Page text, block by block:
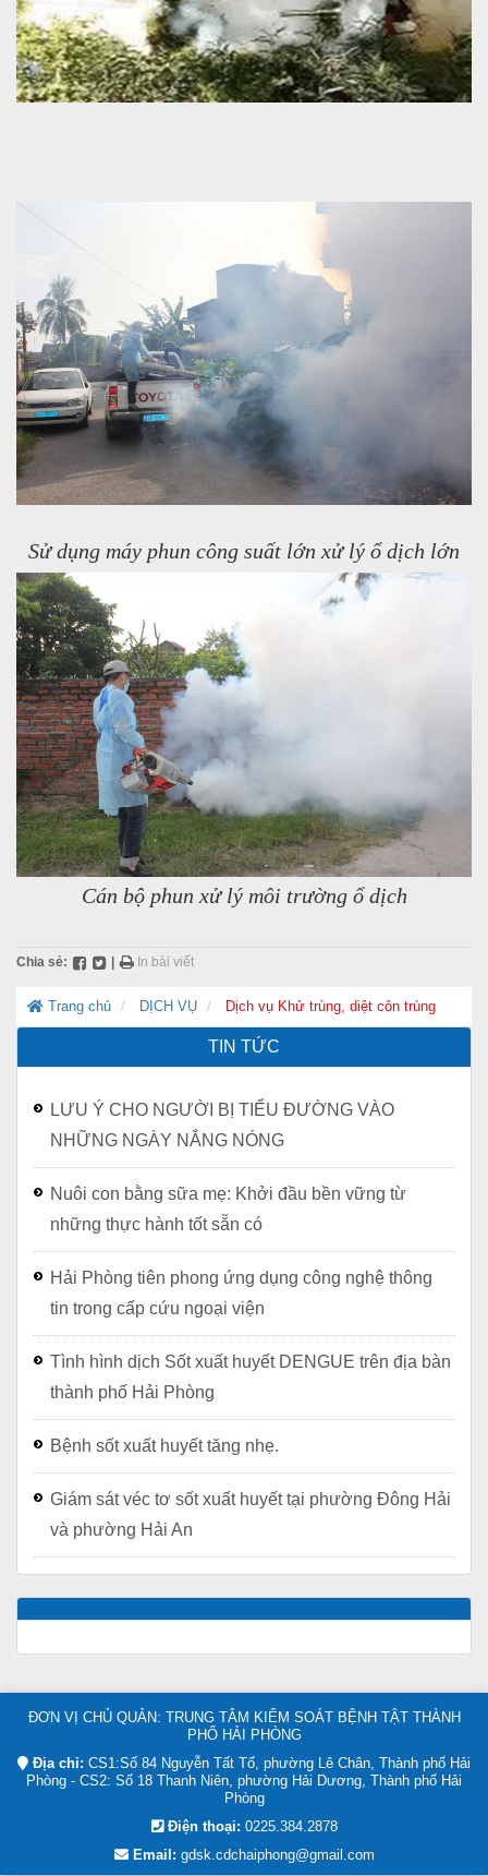
Sử dụng máy phun công suất lớn xử lý ổ dịch lớn
Cán bộ phun xử lý môi trường ổ dịch
Chia sẻ: In bài viết
Trang chủ DỊCH VỤ Dịch vụ Khử trùng, diệt côn trùng
TIN TỨC
LƯU Ý CHO NGƯỜI BỊ TIỂU ĐƯỜNG VÀO
NHỮNG NGÀY NẮNG NÓNG
Nuôi con bằng sữa mẹ: Khởi đầu bền vững từ
những thực hành tốt sẵn có
Hải Phòng tiên phong ứng dụng công nghệ thông
tin trong cấp cứu ngoại viện
Tình hình dịch Sốt xuất huyết DENGUE trên địa bàn
thành phố Hải Phòng
Bệnh sốt xuất huyết tăng nhẹ.
Giám sát véc tơ sốt xuất huyết tại phường Đông Hải
và phường Hải An
ĐƠN VỊ CHỦ QUẢN: TRUNG TÂM KIỂM SOÁT BỆNH TẬT THÀNH
PHỐ HẢI PHÒNG
Địa chỉ: CS1:Số 84 Nguyễn Tất Tố, phường Lê Chân, Thành phố Hải
Phòng - CS2: Số 18 Thanh Niên, phường Hải Dương, Thành phố Hải
Phòng
Điện thoại: 0225.384.2878
Email: gdsk.cdchaiphong@gmail.com